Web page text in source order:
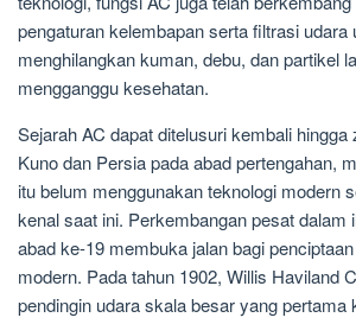
pengaturan kelembapan serta filtrasi udara
menghilangkan kuman, debu, dan partikel
mengganggu kesehatan.
Sejarah AC dapat ditelusuri kembali
Kuno dan Persia pada abad pertengahan,
itu belum menggunakan teknologi modern
kenal saat ini. Perkembangan pesat dalam
abad ke-19 membuka jalan bagi
modern. Pada tahun 1902, Willis Haviland
pendingin udara skala besar yang pertama